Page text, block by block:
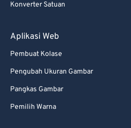
Konverter Satuan
Aplikasi Web
Pembuat Kolase
Pengubah Ukuran Gambar
Pangkas Gambar
Pemilih Warna